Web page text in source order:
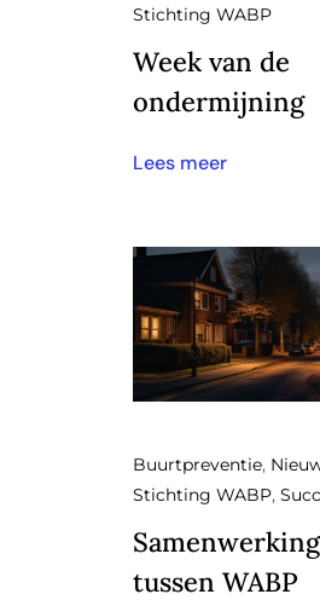
Stichting WABP
Week van de
ondermijning
Lees meer
Buurtpreventie,
Stichting WABP,
Samenwerking
tussen WABP